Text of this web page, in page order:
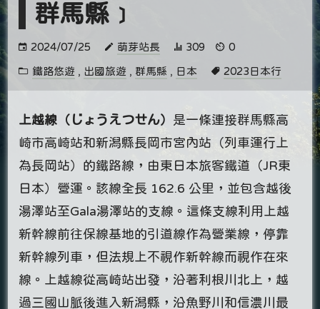
群馬縣﹞
2024/07/25 萌芽站長 309 0
鐵路悠遊 , 出國旅遊 , 群馬縣 , 日本 2023日本行
上越線（じょうえつせん） 是一條連接群馬縣高
崎市高崎站和新潟縣長岡市宮內站（列車運行上
為長岡站）的鐵路線，由東日本旅客鐵道（JR東
日本）營運。該線全長 162.6 公里，並包含越後
湯澤站至Gala湯澤站的支線。這條支線利用上越
新幹線前往保線基地的引道線作為營業線，停靠
新幹線列車，但法規上不視作新幹線而視作在來
線。上越線從高崎站出發，沿著利根川北上，越
過三國山脈後進入新潟縣，沿魚野川和信濃川最